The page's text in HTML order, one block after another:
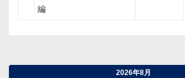
編
2026年8月